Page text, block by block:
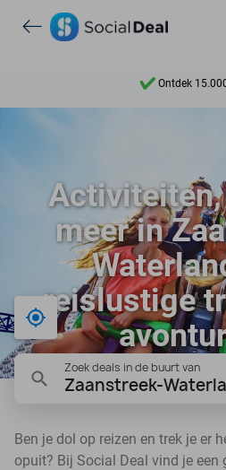
7 dagen per week
Ontdek
meer in
reislustige
Bij mij in de buurt
Zoek deals in de buurt van
Zaanstreek-
Ben je dol op reizen en trek je er
opuit? Bij Social Deal vind je een